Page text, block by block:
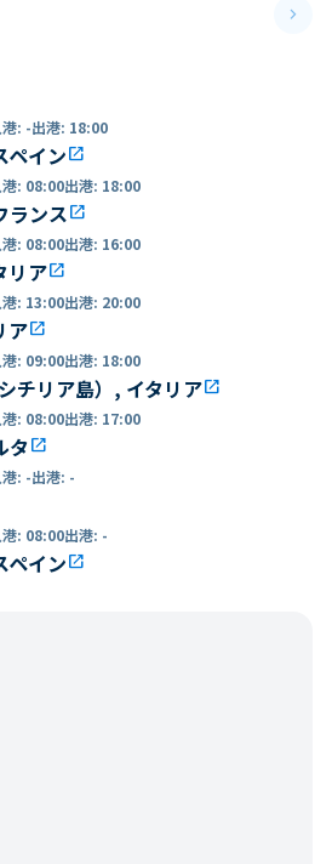
keyboard_arrow_right
港: -出港: 18:00
ペインopen_in_new
港: 08:00出港: 18:00
ランスopen_in_new
港: 08:00出港: 16:00
リアopen_in_new
港: 13:00出港: 20:00
アopen_in_new
港: 09:00出港: 18:00
チリア島）, イタリアopen_in_new
港: 08:00出港: 17:00
タopen_in_new
港: -出港: -
港: 08:00出港: -
ペインopen_in_new